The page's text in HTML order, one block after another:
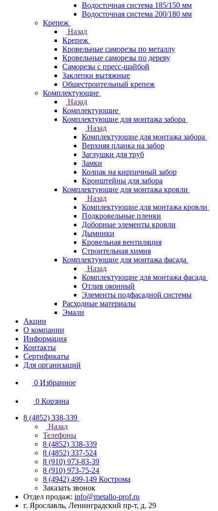
Водосточная система 185/150 мм
Водосточная система 200/180 мм
Крепеж
Назад
Крепеж
Кровельные саморезы по металлу
Кровельные саморезы по дереву
Саморезы с пресс-шайбой
Заклепки вытяжные
Общестроительный крепеж
Комплектующие
Назад
Комплектующие
Комплектующие для монтажа забора
Назад
Комплектующие для монтажа забора
Верхняя планка на забор
Заглушки для труб
Замки
Колпак на кирпичный забор
Кронштейны для забора
Комплектующие для монтажа кровли
Назад
Комплектующие для монтажа кровли
Подкровельные пленки
Доборные элементы кровли
Дымники
Кровельная вентиляция
Строительная химия
Комплектующие для монтажа фасада
Назад
Комплектующие для монтажа фасада
Отлив оконный
Элементы подфасадной системы
Расходные материалы
Эмали
Акции
О компании
Информация
Контакты
Сертификаты
Для организаций
0 Избранное
0 Корзина
8 (4852) 338-339
Назад
Телефоны
8 (4852) 338-339
8 (4852) 337-524
8 (910) 973-83-39
8 (910) 973-75-24
8 (4942) 499-149 Кострома
Заказать звонок
Отдел продаж: info@metallo-prof.ru
г. Ярославль, Ленинградский пр-т, д. 29